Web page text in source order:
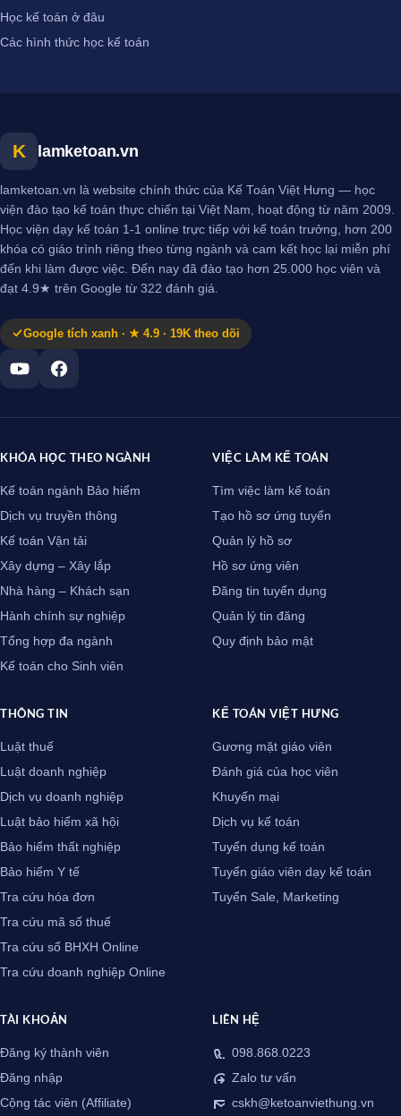
Học kế toán ở đâu
Các hình thức học kế toán
K lamketoan.vn
lamketoan.vn là website chính thức của Kế Toán Việt Hưng — học
viện đào tạo kế toán thực chiến tại Việt Nam, hoạt động từ năm 2009.
Học viện dạy kế toán 1-1 online trực tiếp với kế toán trưởng, hơn 200
khóa có giáo trình riêng theo từng ngành và cam kết học lại miễn phí
đến khi làm được việc. Đến nay đã đào tạo hơn 25.000 học viên và
đạt 4.9★ trên Google từ 322 đánh giá.
Google tích xanh · ★ 4.9 · 19K theo dõi
KHÓA HỌC THEO NGÀNH
Kế toán ngành Bảo hiểm
Dịch vụ truyền thông
Kế toán Vận tải
Xây dựng – Xây lắp
Nhà hàng – Khách sạn
Hành chính sự nghiệp
Tổng hợp đa ngành
Kế toán cho Sinh viên
VIỆC LÀM KẾ TOÁN
Tìm việc làm kế toán
Tạo hồ sơ ứng tuyển
Quản lý hồ sơ
Hồ sơ ứng viên
Đăng tin tuyển dụng
Quản lý tin đăng
Quy định bảo mật
THÔNG TIN
Luật thuế
Luật doanh nghiệp
Dịch vụ doanh nghiệp
Luật bảo hiểm xã hội
Bảo hiểm thất nghiệp
Bảo hiểm Y tế
Tra cứu hóa đơn
Tra cứu mã số thuế
Tra cứu sổ BHXH Online
Tra cứu doanh nghiệp Online
KẾ TOÁN VIỆT HƯNG
Gương mặt giáo viên
Đánh giá của học viên
Khuyến mại
Dịch vụ kế toán
Tuyển dụng kế toán
Tuyển giáo viên dạy kế toán
Tuyển Sale, Marketing
TÀI KHOẢN
Đăng ký thành viên
Đăng nhập
Cộng tác viên (Affiliate)
LIÊN HỆ
098.868.0223
Zalo tư vấn
cskh@ketoanviethung.vn